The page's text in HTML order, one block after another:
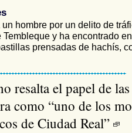
hombre por un delito de
y ha encontrado
prensadas de hachís,
resalta el papel de
como “uno de los
de Ciudad Real”